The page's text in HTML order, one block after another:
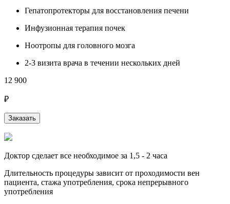
Гепатопротекторы для восстановления печени
Инфузионная терапия почек
Ноотропы для головного мозга
2-3 визита врача в течении нескольких дней
12 900
₽
Заказать
Доктор сделает все необходимое за 1,5 - 2 часа
Длительность процедуры зависит от проходимости вен
пациента, стажа употребления, срока непрерывного
употребления